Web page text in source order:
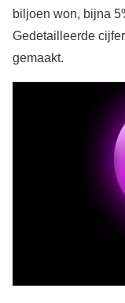
biljoen won, bijna
Gedetailleerde
gemaakt.